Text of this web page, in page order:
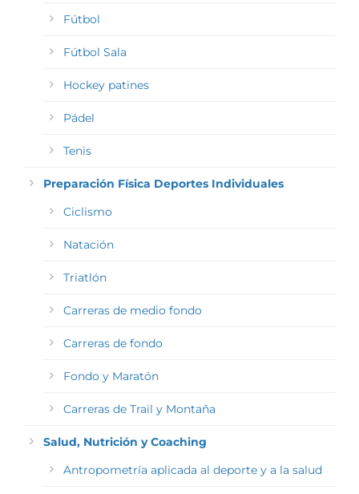
Fútbol
Fútbol Sala
Hockey patines
Pádel
Tenis
Preparación Física Deportes Individuales
Ciclismo
Natación
Triatlón
Carreras de medio fondo
Carreras de fondo
Fondo y Maratón
Carreras de Trail y Montaña
Salud, Nutrición y Coaching
Antropometría aplicada al deporte y a la salud